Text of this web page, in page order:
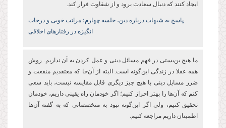
ایجاد کنند که دنبال سعادت برود و از شقاوت فرار کند.
پاسخ به شبهات درباره دین،‌ جلسه چهارم؛ مراتب خوبی و درجات
انگیزه در رفتارهای اخلاقی
ما هیچ بن‌بستی در فهم مسائل دینی و عمل کردن به آن نداریم. روش
همه عقلا در زندگی این‌گونه است. البته از آن‌جا که معتقدیم منفعت و
ضرر مسایل دینی با هیچ چیز دیگری قابل مقایسه نیست، باید سعی
کنم که آن‌ها را بهتر احراز کنیم؛ اگر خودمان راه یقینی داریم، خودمان
تحقیق کنیم، ولی اگر این‌گونه نبود به متخصصانی که به گفته آن‌ها
اطمینان داریم مراجعه کنیم.